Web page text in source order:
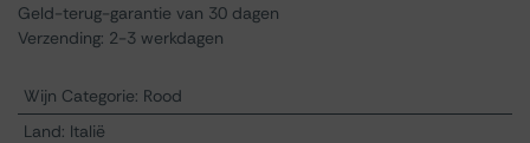
Geld-terug-garantie van 30 dagen
Verzending: 2-3 werkdagen
Wijn Categorie: Rood
Land: Italië